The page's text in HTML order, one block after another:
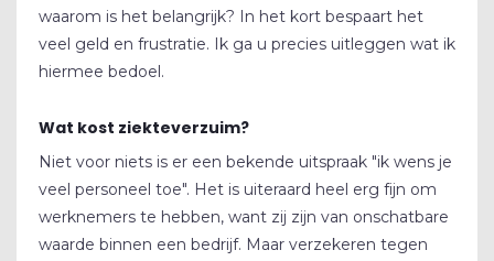
waarom is het belangrijk? In het kort bespaart het
veel geld en frustratie. Ik ga u precies uitleggen wat ik
hiermee bedoel.
Wat kost ziekteverzuim?
Niet voor niets is er een bekende uitspraak "ik wens je
veel personeel toe". Het is uiteraard heel erg fijn om
werknemers te hebben, want zij zijn van onschatbare
waarde binnen een bedrijf. Maar verzekeren tegen